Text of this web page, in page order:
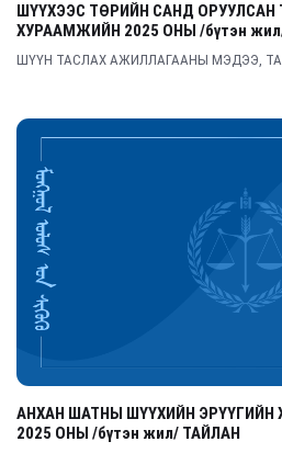
ШҮҮХЭЭС ТӨРИЙН САНД
ХУРААМЖИЙН 2025 ОНЫ /бүтэн
ШҮҮН ТАСЛАХ АЖИЛЛАГААНЫ МЭДЭЭ,
АНХАН ШАТНЫ ШҮҮХИЙН ЭРҮҮГИЙН
2025 ОНЫ /бүтэн жил/ ТАЙЛАН